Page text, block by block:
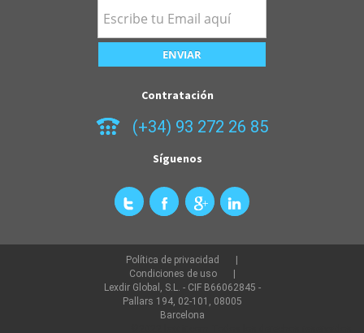
Contratación
(+34) 93 272 26 85
Síguenos
Política de privacidad
Condiciones de uso
Lexdir Global, S.L. - CIF B66062845 -
Pallars 194, 02-101, 08005
Barcelona